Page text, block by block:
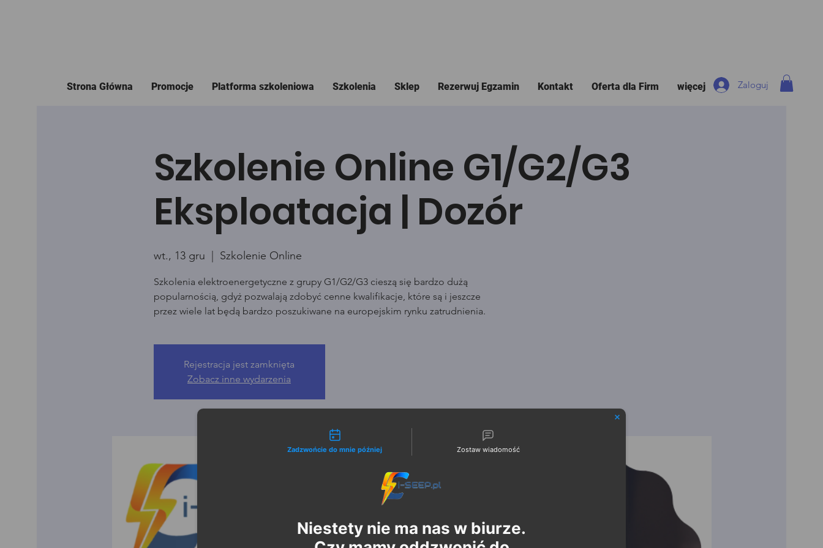
Strona Główna Promocje Platforma szkoleniowa Szkolenia Sklep Rezerwuj Egzamin Kontakt Oferta dla Firm więcej Zaloguj
Szkolenie Online G1/G2/G3
Eksploatacja | Dozór
wt., 13 gru
  |
Szkolenie Online
Szkolenia elektroenergetyczne z grupy G1/G2/G3 cieszą się bardzo dużą
popularnością, gdyż pozwalają zdobyć cenne kwalifikacje, które są i jeszcze
przez wiele lat będą bardzo poszukiwane na europejskim rynku zatrudnienia.
Rejestracja jest zamknięta
Zobacz inne wydarzenia
Możliwości kontaktu
Zadzwońcie do mnie później Zostaw wiadomość
Niestety nie ma nas w biurze.